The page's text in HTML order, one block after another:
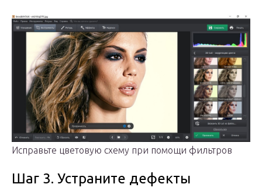
Исправьте цветовую схему при помощи фильтров
Шаг 3. Устраните дефекты